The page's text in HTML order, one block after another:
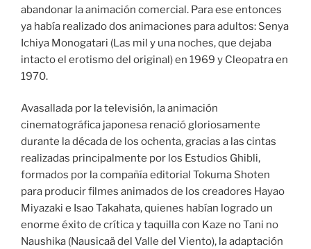
abandonar la animación comercial. Para ese entonces
ya había realizado dos animaciones para adultos: Senya
Ichiya Monogatari (Las mil y una noches, que dejaba
intacto el erotismo del original) en 1969 y Cleopatra en
1970.
Avasallada por la televisión, la animación
cinematográfica japonesa renació gloriosamente
durante la década de los ochenta, gracias a las cintas
realizadas principalmente por los Estudios Ghibli,
formados por la compañía editorial Tokuma Shoten
para producir filmes animados de los creadores Hayao
Miyazaki e Isao Takahata, quienes habían logrado un
enorme éxito de crítica y taquilla con Kaze no Tani no
Naushika (Nausicaä del Valle del Viento), la adaptación